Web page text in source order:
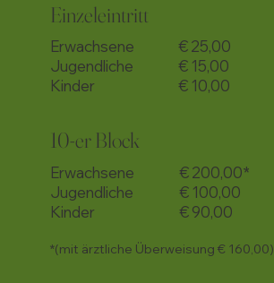
Einzeleintritt
Erwachsene
Jugendliche
Kinder
€ 25,00
€ 15,00
€ 10,00
10-er Block
Erwachsene
Jugendliche
Kinder
€ 200,00*
€ 100,00
€ 90,00
*(mit ärztliche Überweisung € 160,00)